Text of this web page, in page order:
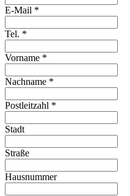
E-Mail *
Tel. *
Vorname *
Nachname *
Postleitzahl *
Stadt
Straße
Hausnummer